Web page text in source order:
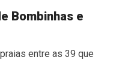
Bombinhas e
entre as 39 que